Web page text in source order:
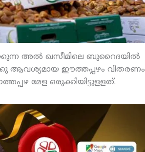
അല്‍ ഖസീമിലെ ബുറൈദയില്‍
ആവശ്യമായ ഈത്തപ്പഴം വിതരണം
മേള ഒരുക്കിയിട്ടുളളത്.